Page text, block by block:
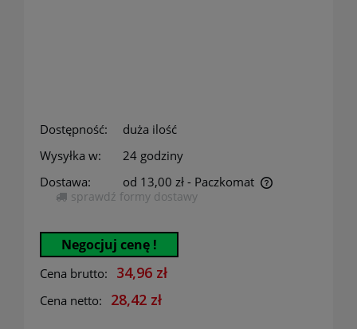
Dostępność:
duża ilość
Wysyłka w:
24 godziny
Dostawa:
od 13,00 zł - Paczkomat
Cena nie zawiera ewentualnych kosztów płatności
sprawdź formy dostawy
Negocjuj cenę !
Cena brutto: 34,96 zł
Cena netto: 28,42 zł